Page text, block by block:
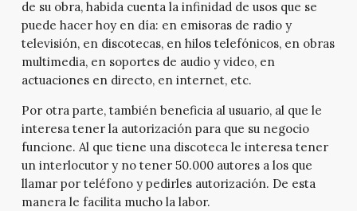
de su obra, habida cuenta la infinidad de usos que se
puede hacer hoy en día: en emisoras de radio y
televisión, en discotecas, en hilos telefónicos, en obras
multimedia, en soportes de audio y video, en
actuaciones en directo, en internet, etc.
Por otra parte, también beneficia al usuario, al que le
interesa tener la autorización para que su negocio
funcione. Al que tiene una discoteca le interesa tener
un interlocutor y no tener 50.000 autores a los que
llamar por teléfono y pedirles autorización. De esta
manera le facilita mucho la labor.